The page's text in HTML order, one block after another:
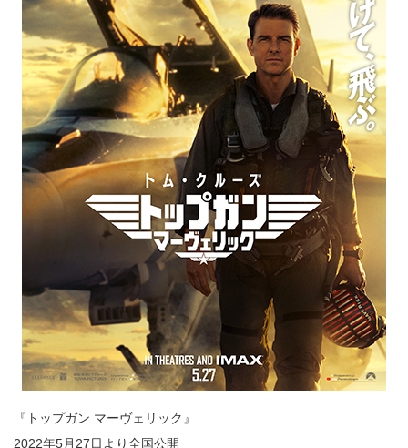
『トップガン マーヴェリック』
2022年5月27日より全国公開